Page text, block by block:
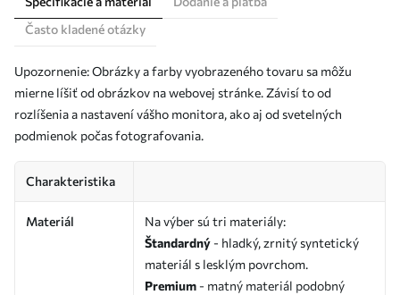
Často kladené otázky
Upozornenie: Obrázky a farby vyobrazeného tovaru sa môžu
mierne líšiť od obrázkov na webovej stránke. Závisí to od
rozlíšenia a nastavení vášho monitora, ako aj od svetelných
podmienok počas fotografovania.
Charakteristika
Materiál
Na výber sú tri materiály:
Štandardný - hladký, zrnitý syntetický
materiál s lesklým povrchom.
Premium - matný materiál podobný